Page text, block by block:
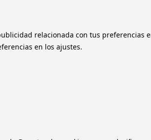
relacionada con tus
en los ajustes.